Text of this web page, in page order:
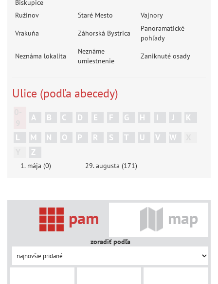
Biskupice
Ružinov Staré Mesto Vajnory
Vrakuňa Záhorská Bystrica
Panoramatické
pohľady
Neznáma lokalita
Neznáme
umiestnenie
Zaniknuté osady
Ulice (podľa abecedy)
A B C D E F G H I J
K
L
M N O P R S T U V W
Z
1. mája (0) 29. augusta (171)
pam map
zoradiť podľa